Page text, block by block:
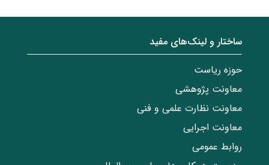
ساختار‌‌ و‌‌ لینک‌های مفید
حوزه ریاست
معاونت پژوهشی
معاونت نظارت علمی و فنی
معاونت اجرایی
روابط عمومی